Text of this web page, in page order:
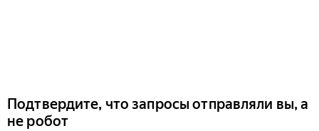
Подтвердите, что запросы отправляли вы, а
не робот